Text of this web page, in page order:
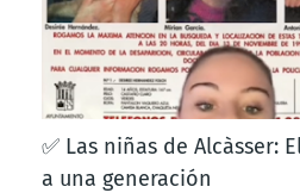
✅ Las niñas de Alcàsser:
a una generación